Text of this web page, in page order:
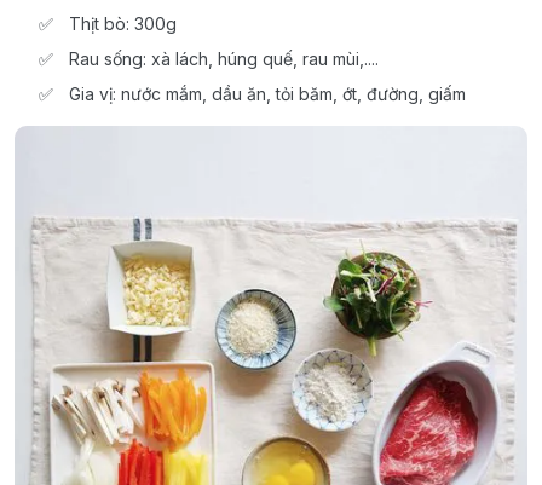
Thịt bò: 300g
Rau sống: xà lách, húng quế, rau mùi,....
Gia vị: nước mắm, dầu ăn, tỏi băm, ớt, đường, giấm